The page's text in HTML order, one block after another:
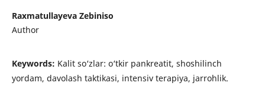
Raxmatullayeva Zebiniso
Author
Keywords: Kalit so‘zlar: o‘tkir pankreatit, shoshilinch
yordam, davolash taktikasi, intensiv terapiya, jarrohlik.